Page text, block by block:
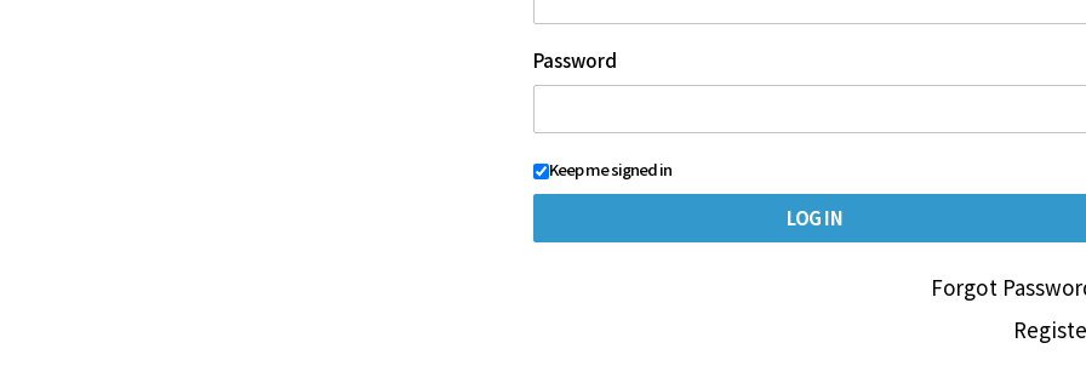
Password
Keep me signed in
Forgot